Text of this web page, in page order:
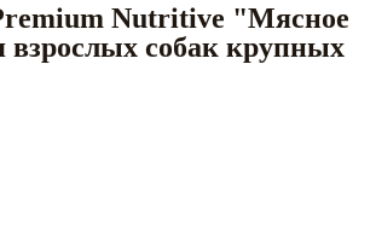
Nutritive "Мясное
взрослых собак крупных